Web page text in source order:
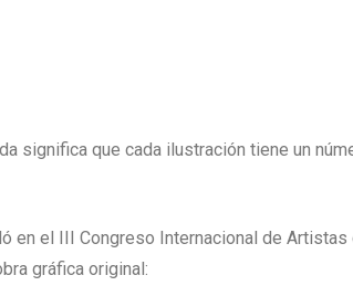
significa que cada ilustración tiene un
en el III Congreso Internacional de
gráfica original: